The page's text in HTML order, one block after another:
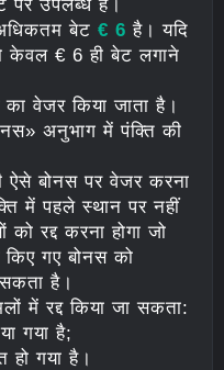
पर उपलब्ध है।
बेट € 6 है। यदि
केवल € 6 ही बेट लगाने
वेजर किया जाता है।
अनुभाग में पंक्ति की
ऐसे बोनस पर वेजर करना
में पहले स्थान पर नहीं
रद्द करना होगा जो
किए गए बोनस को
है।
में रद्द किया जा सकता:
गया है;
हो गया है।